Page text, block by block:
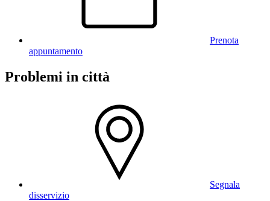
Prenota
appuntamento
Problemi in città
Segnala
disservizio